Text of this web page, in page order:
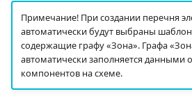
Примечание! При создании перечня
автоматически будут выбраны
содержащие графу «Зона». Графа
автоматически заполняется данными
компонентов на схеме.